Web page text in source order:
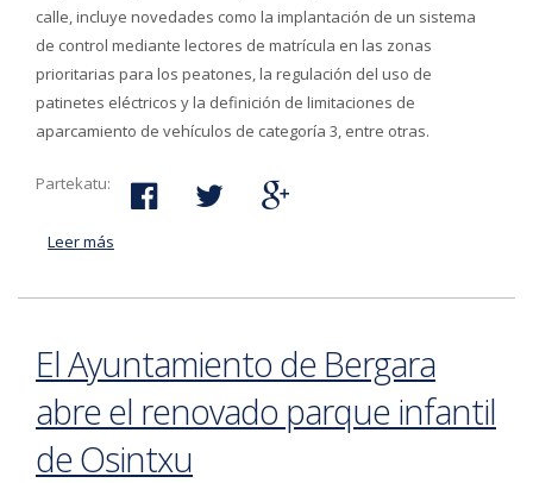
calle, incluye novedades como la implantación de un sistema
de control mediante lectores de matrícula en las zonas
prioritarias para los peatones, la regulación del uso de
patinetes eléctricos y la definición de limitaciones de
aparcamiento de vehículos de categoría 3, entre otras.
Partekatu:
Leer más
seguridad en la localidad
El Ayuntamiento de Bergara
abre el renovado parque infantil
de Osintxu